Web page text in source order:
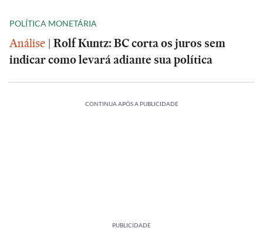
POLÍTICA MONETÁRIA
Análise | Rolf Kuntz: BC corta os juros sem
indicar como levará adiante sua política
CONTINUA APÓS A PUBLICIDADE
PUBLICIDADE